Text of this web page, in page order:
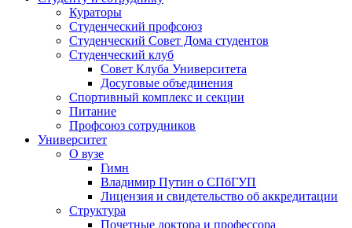
Кураторы
Студенческий профсоюз
Студенческий Совет Дома студентов
Студенческий клуб
Совет Клуба Университета
Досуговые объединения
Спортивный комплекс и секции
Питание
Профсоюз сотрудников
Университет
О вузе
Гимн
Владимир Путин о СПбГУП
Лицензия и свидетельство об аккредитации
Структура
Почетные доктора и профессора